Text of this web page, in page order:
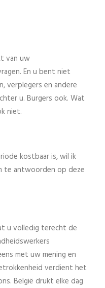
van uw
En u bent niet
verplegers en andere
u. Burgers ook. Wat
niet.
kostbaar is, wil ik
te antwoorden op deze
u volledig terecht de
met uw mening en
verdient het
België drukt elke dag